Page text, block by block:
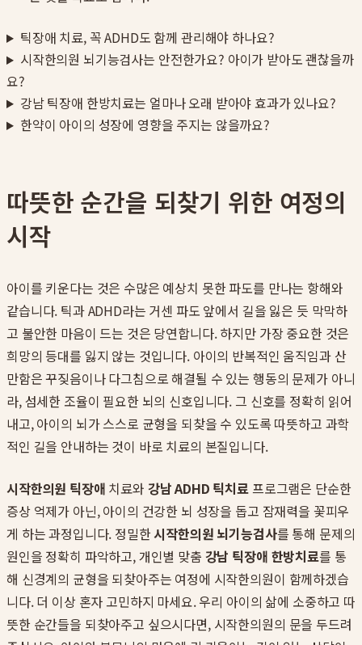
틱장애 치료, 꼭 ADHD도 함께 관리해야 하나요?
시작한의원 뇌기능검사는 안전한가요? 아이가 받아도 괜찮을까
요?
강남 틱장애 한방치료는 얼마나 오래 받아야 효과가 있나요?
한약이 아이의 성장에 영향을 주지는 않을까요?
따뜻한 순간을 되찾기 위한 여정의
시작
아이를 키운다는 것은 수많은 예상치 못한 파도를 만나는 항해와
같습니다. 틱과 ADHD라는 거센 파도 앞에서 길을 잃은 듯 막막하
고 불안한 마음이 드는 것은 당연합니다. 하지만 가장 중요한 것은
희망의 등대를 잃지 않는 것입니다. 아이의 반복적인 움직임과 산
만함은 꾸짖음이나 다그침으로 해결될 수 있는 행동의 문제가 아니
라, 섬세한 조율이 필요한 뇌의 신호입니다. 그 신호를 정확히 읽어
내고, 아이의 뇌가 스스로 균형을 되찾을 수 있도록 따뜻하고 과학
적인 길을 안내하는 것이 바로 치료의 본질입니다.
시작한의원 틱장애 치료와 강남 ADHD 틱치료프로그램은 단순한
증상 억제가 아닌, 아이의 건강한 뇌 성장을 돕고 잠재력을 꽃피우
게 하는 과정입니다. 정밀한시작한의원 뇌기능검사를 통해 문제의
원인을 정확히 파악하고, 개인별 맞춤 강남 틱장애 한방치료를 통
해 신경계의 균형을 되찾아주는 여정에 시작한의원이 함께하겠습
니다. 더 이상 혼자 고민하지 마세요. 우리 아이의 삶에 소중하고 따
뜻한 순간들을 되찾아주고 싶으시다면, 시작한의원의 문을 두드려